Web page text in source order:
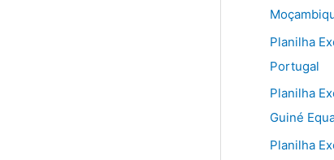
Planilha
Portugal
Planilha
Guiné
Planilha